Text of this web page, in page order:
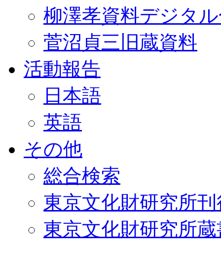
柳澤孝資料デジタ
菅沼貞三旧蔵資料
活動報告
日本語
英語
その他
総合検索
東京文化財研究所
東京文化財研究所